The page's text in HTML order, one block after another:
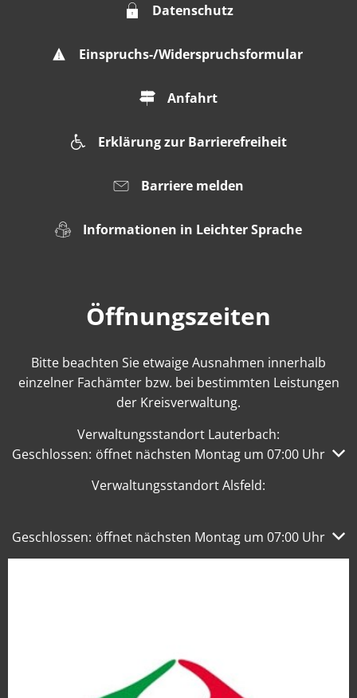
Datenschutz
Einspruchs-/Widerspruchsformular
Anfahrt
Erklärung zur Barrierefreiheit
Barriere melden
Informationen in Leichter Sprache
Öffnungszeiten
Bitte beachten Sie etwaige Ausnahmen innerhalb
einzelner Fachämter bzw. bei bestimmten Leistungen
der Kreisverwaltung.
Verwaltungsstandort Lauterbach:
Klicken, um weitere Öffnungs- oder Schließzeiten
Geschlossen: öffnet nächsten Montag um 07:00 Uhr
Verwaltungsstandort Alsfeld:
Klicken, um weitere Öffnungs- oder Schließzeiten
Geschlossen: öffnet nächsten Montag um 07:00 Uhr